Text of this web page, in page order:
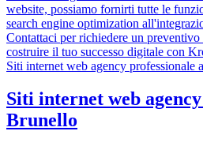
website, possiamo fornirti tutte le
search engine optimization
Contattaci per richiedere un preventivo
costruire il tuo successo digitale con
Siti internet web agency professionale
Siti internet web
Brunello